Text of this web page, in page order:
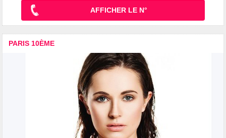
AFFICHER LE N°
PARIS 10ÈME